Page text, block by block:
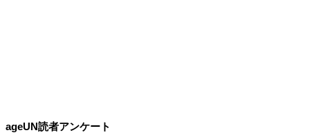
ageUN読者アンケート